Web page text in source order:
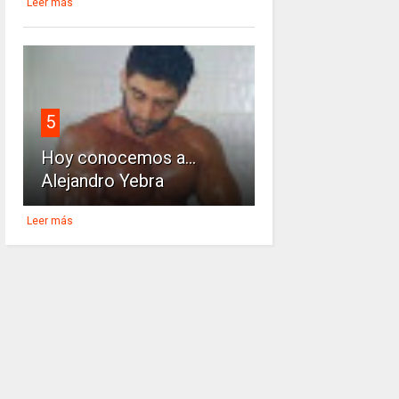
Leer más
5
Hoy conocemos a...
Alejandro Yebra
Leer más